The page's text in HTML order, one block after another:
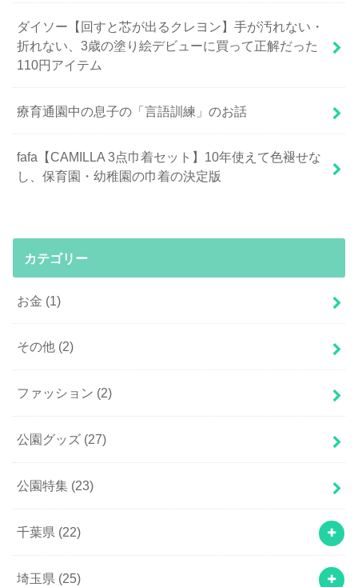
ダイソー【回すと芯が出るクレヨン】手が汚れない・
折れない、3歳の塗り絵デビューに買って正解だった
110円アイテム
療育通園中の息子の「言語訓練」のお話
fafa【CAMILLA 3点巾着セット】10年使えて色褪せな
し、保育園・幼稚園の巾着の決定版
カテゴリー
お金 (1)
その他 (2)
ファッション (2)
公園グッズ (27)
公園特集 (23)
千葉県 (22)
埼玉県 (25)